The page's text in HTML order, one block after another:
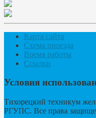
Карта сайта
Схема проезда
Время работы
Ссылки
Условия
Тихорецкий техникум
РГУПС. Все права